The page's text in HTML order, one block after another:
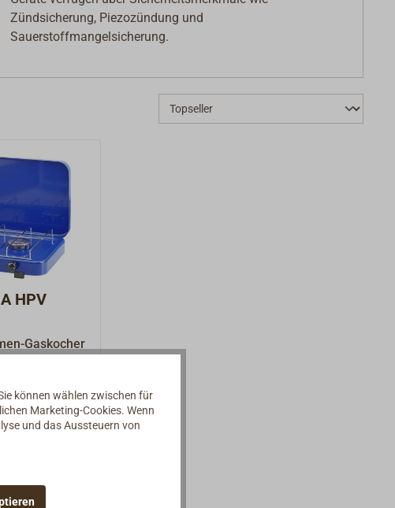
Zündsicherung, Piezozündung und
Sauerstoffmangelsicherung.
HPV
Gaskocher
minimalem
durch
können wählen zwischen für
Marketing-Cookies. Wenn
und das Aussteuern von